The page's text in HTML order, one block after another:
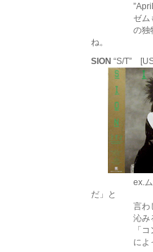
”April
ゼムも演っ
の独特のフ
ね。
SION “S/T”
ex.ムーンラ
だ」と
言わしめた
沁みる曲
「コンクリ
によってリ